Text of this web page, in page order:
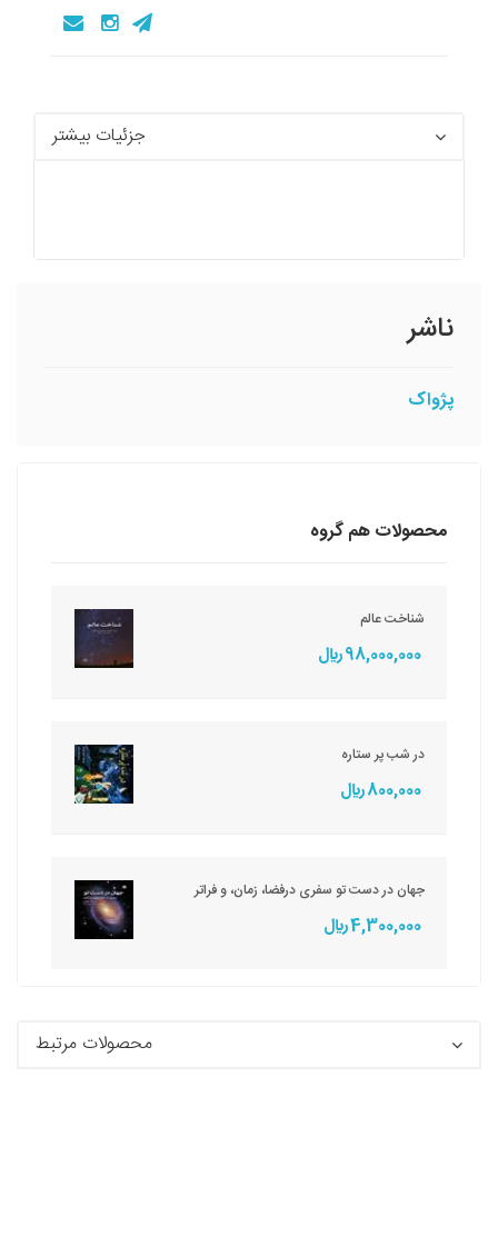
جزئیات بیشتر
ناشر
پژواک
محصولات هم گروه
شناخت عالم
98,000,000 ريال
در شب پر ستاره
800,000 ريال
جهان در دست تو سفری درفضا، زمان، و فراتر
4,300,000 ريال
محصولات مرتبط